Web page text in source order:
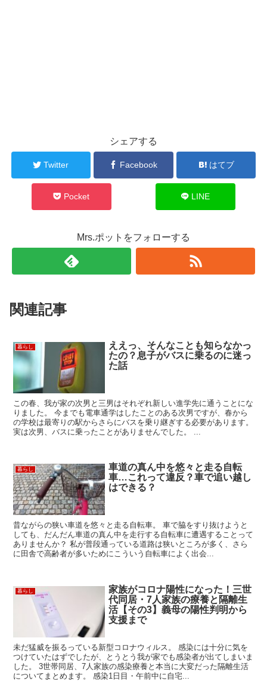
シェアする
Twitter Facebook はてブ
Pocket LINE
Mrs.ポットをフォローする
関連記事
暮らし
ええっ、そんなことも知らなかっ
たの？息子がバスに乗るのに迷っ
た話
この春、我が家の次男と三男はそれぞれ新しい進学先に通うことにな
りました。 今までも電車通学はしたことのある次男ですが、春から
の学校は最寄りの駅からさらにバスを乗り継ぎする必要があります。
実は次男、バスに乗ったことがありませんでした。 ...
暮らし
車道の真ん中を悠々と走る自転
車…これって違反？車で追い越し
はできる？
昔ながらの狭い車道を悠々と走る自転車。 車で脇をすり抜けようと
しても、だんだん車道の真ん中を走行する自転車に遭遇することって
ありませんか？ 私が普段通っている道路は狭いところが多く、さら
に田舎で高齢者が多いためにこういう自転車によく出会...
暮らし
家族がコロナ陽性になった！三世
代同居・7人家族の療養と隔離生
活【その3】義母の陽性判明から
支援まで
未だ猛威を振るっている新型コロナウィルス。 感染には十分に気を
つけていたはずでしたが、とうとう我が家でも感染者が出てしまいま
した。 3世帯同居、7人家族の感染療養と本当に大変だった隔離生活
についてまとめます。 感染1日目・午前中に自宅...